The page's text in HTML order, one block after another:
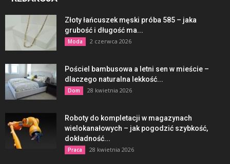
Złoty łańcuszek męski próba 585 – jaka
grubość i długość ma...
Moda 2 czerwca 2026
Pościel bambusowa a letni sen w mieście –
dlaczego naturalna lekkość...
Dom 28 kwietnia 2026
Roboty do kompletacji w magazynach
wielokanałowych – jak pogodzić szybkość,
dokładność...
Praca 28 kwietnia 2026